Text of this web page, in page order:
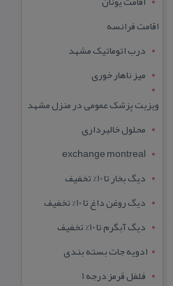
اقامت فرانسه
درب اتوماتیک مشهد
میز ناهار خوری
ویزیت پزشک عمومی در منزل مشهد
محلول خالبرداری
exchange montreal
دیگ بخار تا 10% تخفیف
دیگ روغن داغ تا 10% تخفیف
دیگ آبگرم تا 10% تخفیف
ادویه جات بسته بندی
فلفل قرمز درجه 1